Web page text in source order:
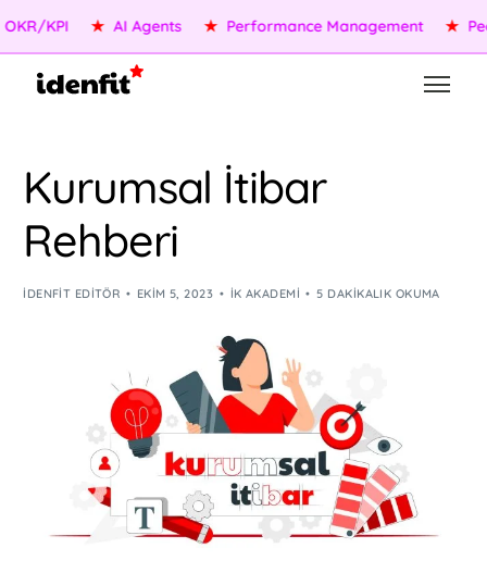
KPI AI Agents Performance Management
Kurumsal İtibar
Rehberi
IDENFIT EDITÖR EKIM 5, 2023 İK AKADEMI 5 DAKIKALIK OKUMA